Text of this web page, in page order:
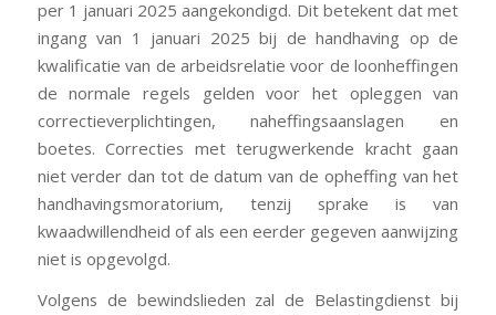
per 1 januari 2025 aangekondigd. Dit betekent dat met
ingang van 1 januari 2025 bij de handhaving op de
kwalificatie van de arbeidsrelatie voor de loonheffingen
de normale regels gelden voor het opleggen van
correctieverplichtingen, naheffingsaanslagen en
boetes. Correcties met terugwerkende kracht gaan
niet verder dan tot de datum van de opheffing van het
handhavingsmoratorium, tenzij sprake is van
kwaadwillendheid of als een eerder gegeven aanwijzing
niet is opgevolgd.
Volgens de bewindslieden zal de Belastingdienst bij